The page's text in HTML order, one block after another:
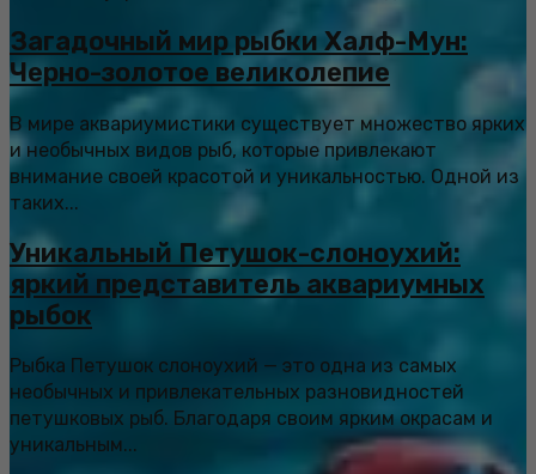
Загадочный мир рыбки Халф-Мун:
Черно-золотое великолепие
В мире аквариумистики существует множество ярких
и необычных видов рыб, которые привлекают
внимание своей красотой и уникальностью. Одной из
таких...
Уникальный Петушок-слоноухий:
яркий представитель аквариумных
рыбок
Рыбка Петушок слоноухий — это одна из самых
необычных и привлекательных разновидностей
петушковых рыб. Благодаря своим ярким окрасам и
уникальным...